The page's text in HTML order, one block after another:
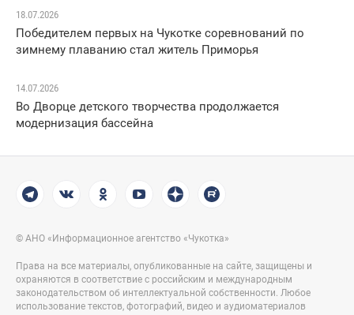
18.07.2026
Победителем первых на Чукотке соревнований по
зимнему плаванию стал житель Приморья
14.07.2026
Во Дворце детского творчества продолжается
модернизация бассейна
© АНО «Информационное агентство «Чукотка»
Права на все материалы, опубликованные на сайте, защищены и
охраняются в соответствие с российским и международным
законодательством об интеллектуальной собственности. Любое
использование текстов, фотографий, видео и аудиоматериалов